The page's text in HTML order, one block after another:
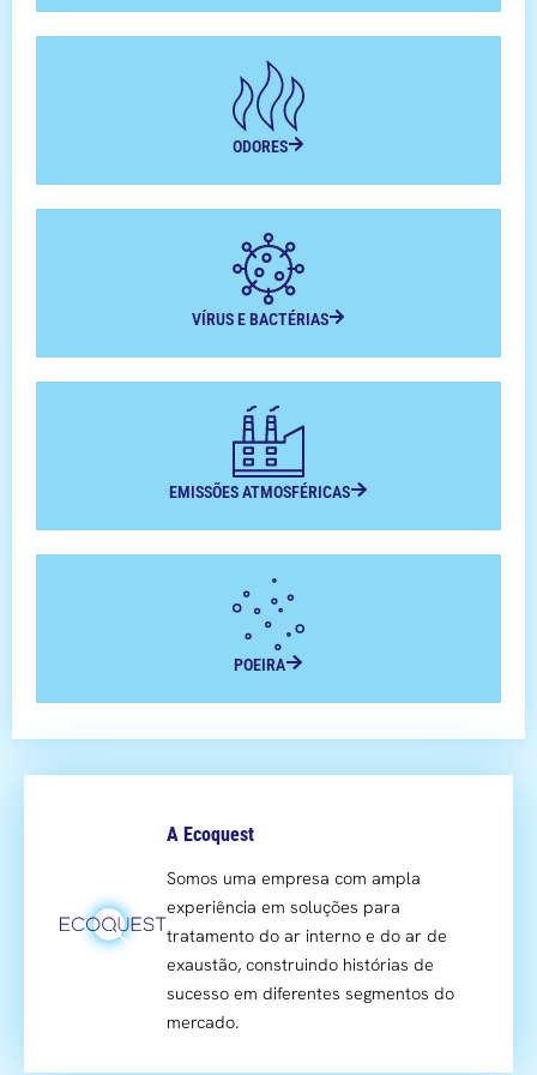
ODORES
VÍRUS E BACTÉRIAS
EMISSÕES ATMOSFÉRICAS
POEIRA
A Ecoquest
Somos uma empresa com ampla
experiência em soluções para
tratamento do ar interno e do ar de
exaustão, construindo histórias de
sucesso em diferentes segmentos do
mercado.